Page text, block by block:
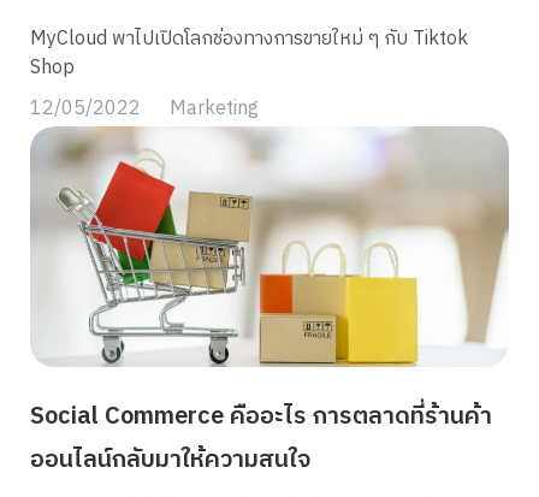
MyCloud พาไปเปิดโลกช่องทางการขายใหม่ ๆ กับ Tiktok
Shop
12/05/2022
Marketing
Social Commerce คืออะไร การตลาดที่ร้านค้า
ออนไลน์กลับมาให้ความสนใจ